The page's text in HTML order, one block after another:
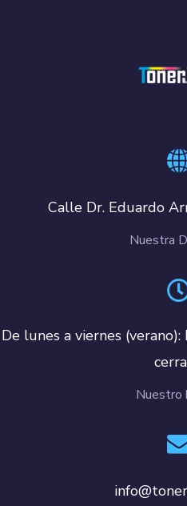
Calle Dr. Eduardo
Nuestra
De lunes a viernes
Nuestro